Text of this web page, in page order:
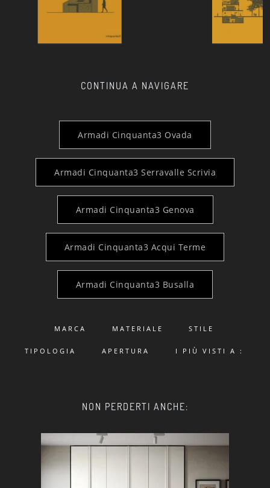
CONTINUA A NAVIGARE
Armadi Cinquanta3 Ovada
Armadi Cinquanta3 Serravalle Scrivia
Armadi Cinquanta3 Genova
Armadi Cinquanta3 Acqui Terme
Armadi Cinquanta3 Busalla
MARCA MATERIALE STILE
TIPOLOGIA APERTURA I PIÙ VISTI A :
NON PERDERTI ANCHE: